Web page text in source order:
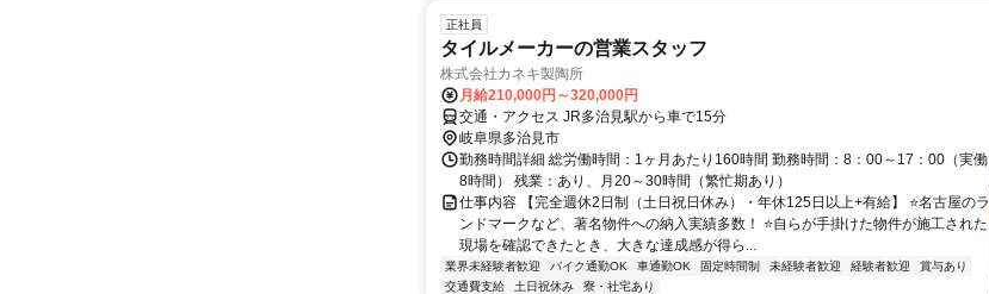
正社員
タイルメーカーの営業スタッフ
株式会社カネキ製陶所
月給210,000円～320,000円
交通・アクセス JR多治見駅から車で15分
岐阜県多治見市
勤務時間詳細 総労働時間：1ヶ月あたり160時間 勤務時間：8：00～17：00（実働
8時間） 残業：あり、月20～30時間（繁忙期あり）
仕事内容 【完全週休2日制（土日祝日休み）・年休125日以上+有給】 ⭐名古屋のラ
ンドマークなど、著名物件への納入実績多数！ ⭐自らが手掛けた物件が施工された
現場を確認できたとき、大きな達成感が得ら...
業界未経験者歓迎 バイク通勤OK 車通勤OK 固定時間制 未経験者歓迎 経験者歓迎
賞与あり
交通費支給
土日祝休み 寮・社宅あり